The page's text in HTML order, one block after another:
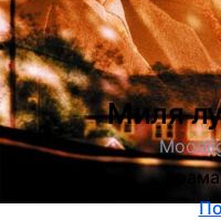
Миля